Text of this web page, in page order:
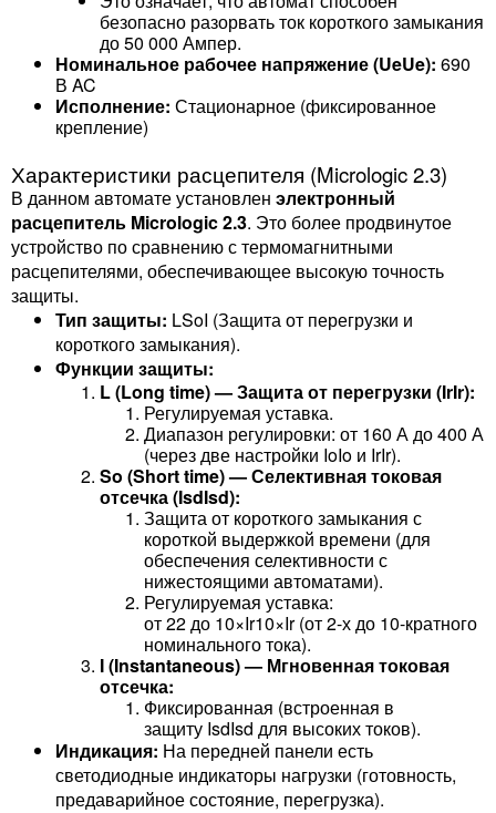
безопасно разорвать ток короткого замыкания
до 50 000 Ампер.
Номинальное рабочее напряжение (UeUe​): 690
В AC
Исполнение: Стационарное (фиксированное
крепление)
Характеристики расцепителя (Micrologic 2.3)
В данном автомате установлен электронный
расцепитель Micrologic 2.3. Это более продвинутое
устройство по сравнению с термомагнитными
расцепителями, обеспечивающее высокую точность
защиты.
Тип защиты: LSoI (Защита от перегрузки и
короткого замыкания).
Функции защиты:
L (Long time) — Защита от перегрузки (IrIr​):
Регулируемая уставка.
Диапазон регулировки: от 160 А до 400 А
(через две настройки IoIo​ и IrIr​).
So (Short time) — Селективная токовая
отсечка (IsdIsd​):
Защита от короткого замыкания с
короткой выдержкой времени (для
обеспечения селективности с
нижестоящими автоматами).
Регулируемая уставка:
от 22 до 10×Ir10×Ir​ (от 2-х до 10-кратного
номинального тока).
I (Instantaneous) — Мгновенная токовая
отсечка:
Фиксированная (встроенная в
защиту IsdIsd​ для высоких токов).
Индикация: На передней панели есть
светодиодные индикаторы нагрузки (готовность,
предаварийное состояние, перегрузка).